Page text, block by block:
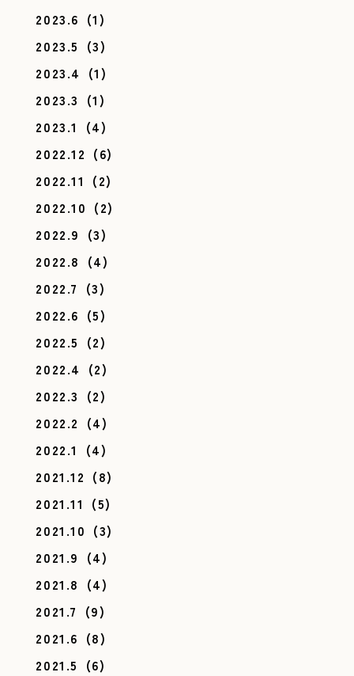
2023.6 (1)
2023.5 (3)
2023.4 (1)
2023.3 (1)
2023.1
(4)
2022.12 (6)
2022.11 (2)
2022.10 (2)
2022.9 (3)
2022.8 (4)
2022.7 (3)
2022.6 (5)
2022.5 (2)
2022.4 (2)
2022.3 (2)
2022.2 (4)
2022.1
(4)
2021.12 (8)
2021.11 (5)
2021.10 (3)
2021.9 (4)
2021.8 (4)
2021.7 (9)
2021.6 (8)
2021.5 (6)